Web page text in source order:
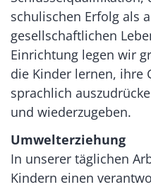
schulischen Erfolg als
gesellschaftlichen
Einrichtung legen wir
die Kinder lernen, ihre
sprachlich
und wiederzugeben.
Umwelterziehung
In unserer täglichen
Kindern einen